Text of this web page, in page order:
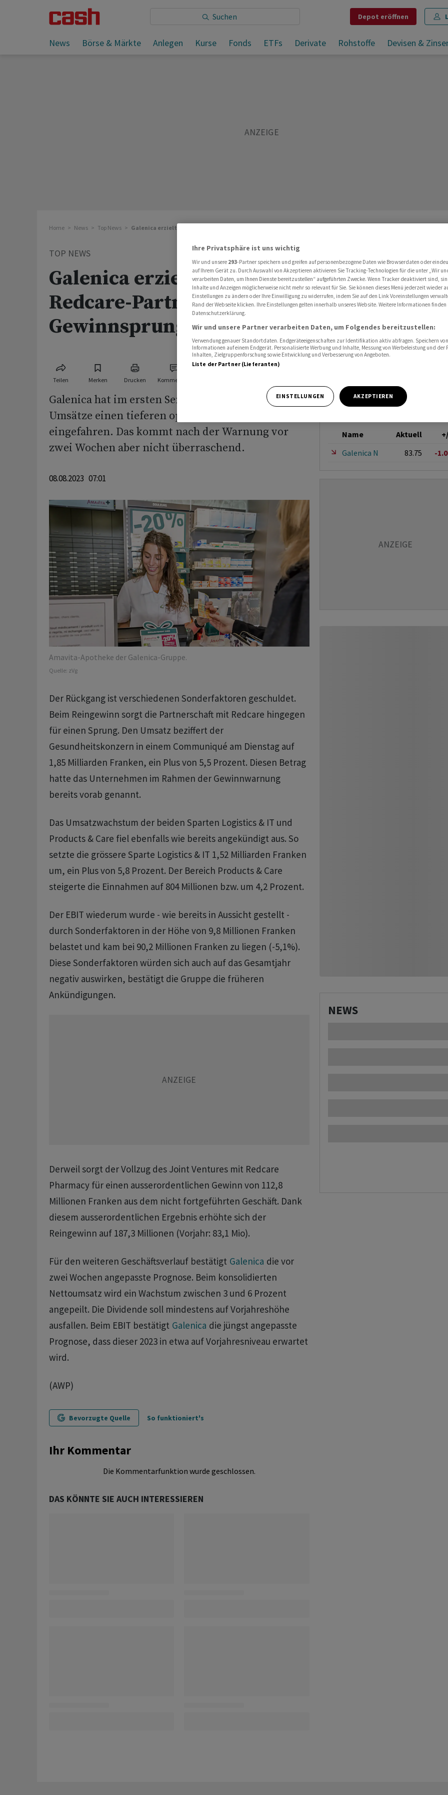
Depot eröffnen
News Börse & Märkte Anlegen Kurse Fonds ETFs Derivate Rohstoffe Devisen &
Sie lesen: Galenica erzielt dank Redcare-Partnerschaft Gewinnsprung
Teilen Merken Drucken Kommentare
Home News Top News Galenica erzielt dank Redcare-Partnerschaft Gewinnsprung
TOP NEWS
Galenica erzielt dank
Redcare-Partnerschaft
Gewinnsprung
Teilen Merken Drucken Kommentare
Galenica hat im ersten Semester trotz höherer
Umsätze einen tieferen operativen Gewinn (EBIT)
eingefahren. Das kommt nach der Warnung vor
zwei Wochen aber nicht überraschend.
08.08.2023 07:01
Amavita-Apotheke der Galenica-Gruppe.
Quelle: zVg
Der Rückgang ist verschiedenen Sonderfaktoren geschuldet.
Beim Reingewinn sorgt die Partnerschaft mit Redcare hingegen
für einen Sprung. Den Umsatz beziffert der
Gesundheitskonzern in einem Communiqué am Dienstag auf
1,85 Milliarden Franken, ein Plus von 5,5 Prozent. Diesen Betrag
hatte das Unternehmen im Rahmen der Gewinnwarnung
bereits vorab genannt.
Das Umsatzwachstum der beiden Sparten Logistics & IT und
Products & Care fiel ebenfalls wie bereits angekündigt aus. So
setzte die grössere Sparte Logistics & IT 1,52 Milliarden Franken
um, ein Plus von 5,8 Prozent. Der Bereich Products & Care
steigerte die Einnahmen auf 804 Millionen bzw. um 4,2 Prozent.
Der EBIT wiederum wurde - wie bereits in Aussicht gestellt -
durch Sonderfaktoren in der Höhe von 9,8 Millionen Franken
belastet und kam bei 90,2 Millionen Franken zu liegen (-5,1%).
Diese Sonderfaktoren würden sich auch auf das Gesamtjahr
negativ auswirken, bestätigt die Gruppe die früheren
Ankündigungen.
Derweil sorgt der Vollzug des Joint Ventures mit Redcare
Pharmacy für einen ausserordentlichen Gewinn von 112,8
Millionen Franken aus dem nicht fortgeführten Geschäft. Dank
diesem ausserordentlichen Ergebnis erhöhte sich der
Reingewinn auf 187,3 Millionen (Vorjahr: 83,1 Mio).
Für den weiteren Geschäftsverlauf bestätigt Galenica die vor
zwei Wochen angepasste Prognose. Beim konsolidierten
Nettoumsatz wird ein Wachstum zwischen 3 und 6 Prozent
angepeilt. Die Dividende soll mindestens auf Vorjahreshöhe
ausfallen. Beim EBIT bestätigt Galenica die jüngst angepasste
Prognose, dass dieser 2023 in etwa auf Vorjahresniveau erwartet
wird.
(AWP)
Bevorzugte Quelle So funktioniert's
Ihr Kommentar
Die Kommentarfunktion wurde geschlossen.
DAS KÖNNTE SIE AUCH INTERESSIEREN
Name Aktuell
Galenica N
83.75 -
NEWS
Ihre Privatsphäre ist uns wichtig
Wir und unsere 293-Partner speichern und greifen auf personenbezogene Daten wie Browserdaten oder
auf Ihrem Gerät zu. Durch Auswahl von Akzeptieren aktivieren Sie Tracking-Technologien für die unter „Wir
verarbeiten Daten, um Ihnen Dienste bereitzustellen“ aufgeführten Zwecke. Wenn Tracker deaktiviert sind,
Inhalte und Anzeigen möglicherweise nicht mehr so relevant für Sie. Sie können dieses Menü jederzeit wieder
Einstellungen zu ändern oder Ihre Einwilligung zu widerrufen, indem Sie auf den Link Voreinstellungen
Rand der Webseite klicken. Ihre Einstellungen gelten innerhalb unseres Website. Weitere Informationen finden
Datenschutzerklärung.
Wir und unsere Partner verarbeiten Daten, um Folgendes bereitzustellen:
Verwendung genauer Standortdaten. Endgeräteeigenschaften zur Identifikation aktiv abfragen. Speichern
Informationen auf einem Endgerät. Personalisierte Werbung und Inhalte, Messung von Werbeleistung und der
Inhalten, Zielgruppenforschung sowie Entwicklung und Verbesserung von Angeboten.
Liste der Partner (Lieferanten)
EINSTELLUNGEN AKZEPTIEREN